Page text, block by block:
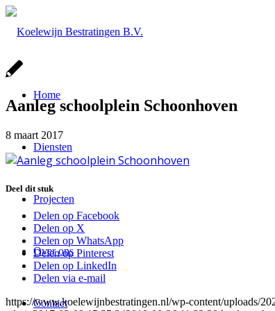
Home
Diensten
Projecten
Over ons
Contact
Aanleg schoolplein Schoonhoven
8 maart 2017
Deel dit stuk
Delen op Facebook
Delen op X
Delen op WhatsApp
Delen op Pinterest
Delen op LinkedIn
Delen via e-mail
https://www.koelewijnbestratingen.nl/wp-content/uploads/